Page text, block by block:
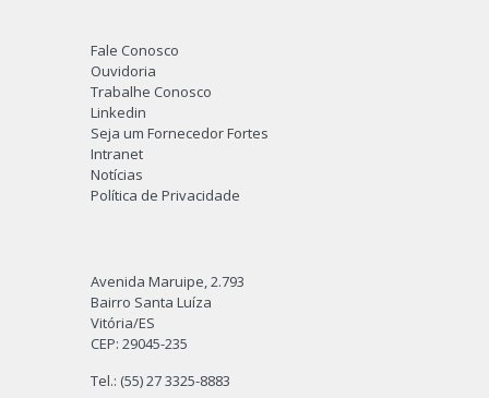
Fale Conosco
Ouvidoria
Trabalhe Conosco
Linkedin
Seja um Fornecedor Fortes
Intranet
Notícias
Política de Privacidade
Avenida Maruipe, 2.793
Bairro Santa Luíza
Vitória/ES
CEP: 29045-235
Tel.: (55) 27 3325-8883